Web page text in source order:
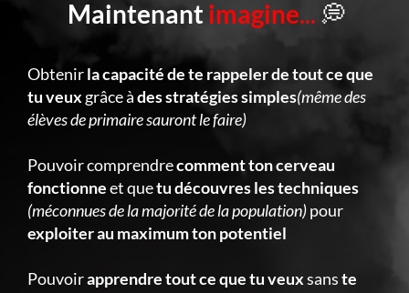
Maintenant imagine... 💭
Obtenirla capacité de te rappeler de tout ce que
tu veuxgrâce àdes stratégies simples(même des
élèves de primaire sauront le faire)
Pouvoir comprendrecomment ton cerveau
fonctionneet quetu découvres les techniques
(méconnues de la majorité de la population)pour
exploiter au maximum ton potentiel
Pouvoirapprendre tout ce que tu veuxsanste